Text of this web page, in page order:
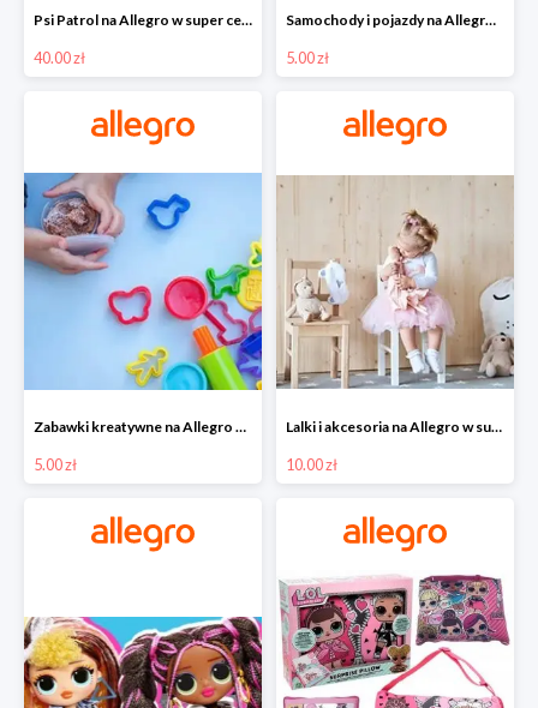
Psi Patrol na Allegro w super cenach od 40 zł
40.00 zł
Samochody i pojazdy na Allegro w super cenach od 5 zł
5.00 zł
Zabawki kreatywne na Allegro w super cenach od 5 zł
5.00 zł
Lalki i akcesoria na Allegro w super cenach od 10 zł
10.00 zł